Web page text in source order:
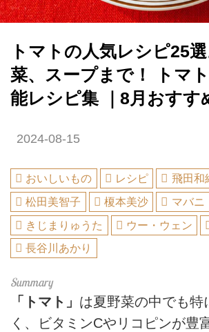
トマトの人気レシピ25
菜、スープまで！ トマ
能レシピ集 ｜8月おすす
2024-08-15
おいしいもの レシピ
飛田和
松田美智子
榎本美沙
マバニ
きじまりゅうた
ウー・ウェン
長谷川あかり
「トマト」 は夏野菜の中でも特
く、ビタミンCやリコピンが豊